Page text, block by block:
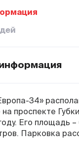
Губкина, 1
34»
проспекте
Его площадь
Парковка